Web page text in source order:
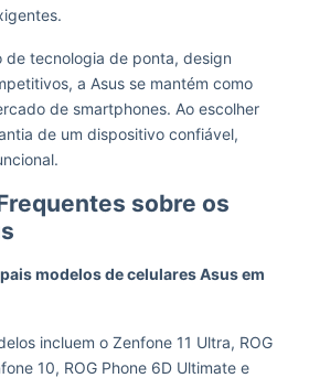
de tecnologia de ponta, design
a Asus se mantém como
de smartphones. Ao escolher
de um dispositivo confiável,
sobre os
modelos de celulares Asus em
incluem o Zenfone 11 Ultra, ROG
10, ROG Phone 6D Ultimate e